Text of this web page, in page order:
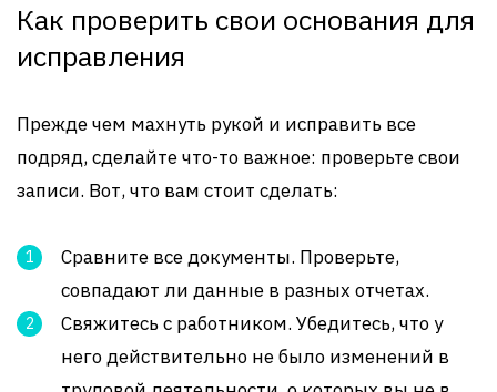
Как проверить свои основания для
исправления
Прежде чем махнуть рукой и исправить все
подряд, сделайте что-то важное: проверьте свои
записи. Вот, что вам стоит сделать:
Сравните все документы. Проверьте,
совпадают ли данные в разных отчетах.
Свяжитесь с работником. Убедитесь, что у
него действительно не было изменений в